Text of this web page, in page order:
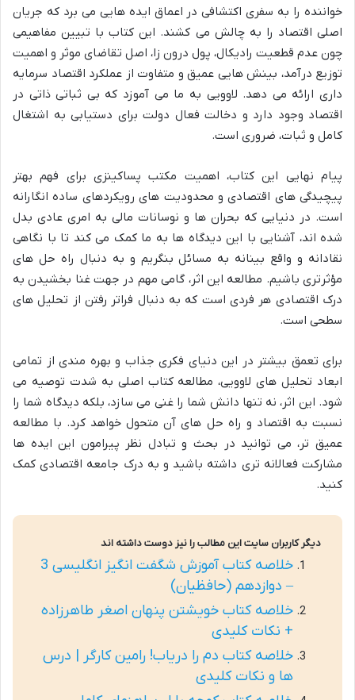
خواننده را به سفری اکتشافی در اعماق ایده هایی می برد که جریان
اصلی اقتصاد را به چالش می کشند. این کتاب با تبیین مفاهیمی
چون عدم قطعیت رادیکال، پول درون زا، اصل تقاضای موثر و اهمیت
توزیع درآمد، بینش هایی عمیق و متفاوت از عملکرد اقتصاد سرمایه
داری ارائه می دهد. لاوویی به ما می آموزد که بی ثباتی ذاتی در
اقتصاد وجود دارد و دخالت فعال دولت برای دستیابی به اشتغال
کامل و ثبات، ضروری است.
پیام نهایی این کتاب، اهمیت مکتب پساکینزی برای فهم بهتر
پیچیدگی های اقتصادی و محدودیت های رویکردهای ساده انگارانه
است. در دنیایی که بحران ها و نوسانات مالی به امری عادی بدل
شده اند، آشنایی با این دیدگاه ها به ما کمک می کند تا با نگاهی
نقادانه و واقع بینانه به مسائل بنگریم و به دنبال راه حل های
مؤثرتری باشیم. مطالعه این اثر، گامی مهم در جهت غنا بخشیدن به
درک اقتصادی هر فردی است که به دنبال فراتر رفتن از تحلیل های
سطحی است.
برای تعمق بیشتر در این دنیای فکری جذاب و بهره مندی از تمامی
ابعاد تحلیل های لاوویی، مطالعه کتاب اصلی به شدت توصیه می
شود. این اثر، نه تنها دانش شما را غنی می سازد، بلکه دیدگاه شما را
نسبت به اقتصاد و راه حل های آن متحول خواهد کرد. با مطالعه
عمیق تر، می توانید در بحث و تبادل نظر پیرامون این ایده ها
مشارکت فعالانه تری داشته باشید و به درک جامعه اقتصادی کمک
کنید.
دیگر کاربران سایت این مطالب را نیز دوست داشته اند
خلاصه کتاب آموزش شگفت انگیز انگلیسی 3
– دوازدهم (حافظیان)
خلاصه کتاب خویشتن پنهان اصغر طاهرزاده
+ نکات کلیدی
خلاصه کتاب دم را دریاب! رامین کارگر | درس
ها و نکات کلیدی